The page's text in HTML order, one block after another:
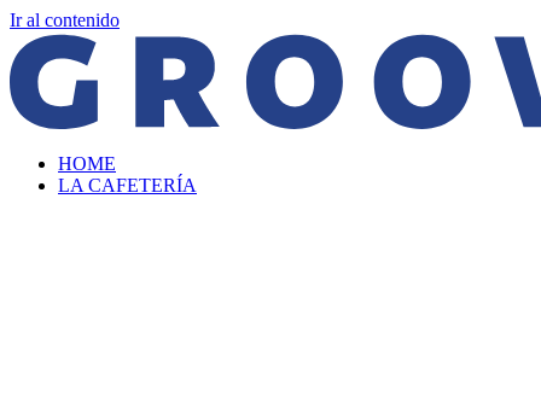
Ir al contenido
HOME
LA CAFETERÍA